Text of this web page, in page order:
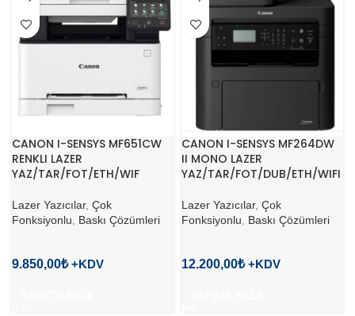
CANON I-SENSYS MF651CW
RENKLI LAZER
YAZ/TAR/FOT/ETH/WIF
Lazer Yazıcılar, Çok
Fonksiyonlu
Baskı Çözümleri
9.850,00₺
CANON I-SENSYS MF264DW
II MONO LAZER
YAZ/TAR/FOT/DUB/ETH/WIFI
Lazer Yazıcılar, Çok
Fonksiyonlu
Baskı Çözümleri
12.200,00₺